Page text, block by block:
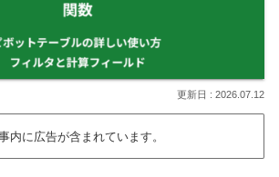
2026.07.12
内に広告が含まれています。